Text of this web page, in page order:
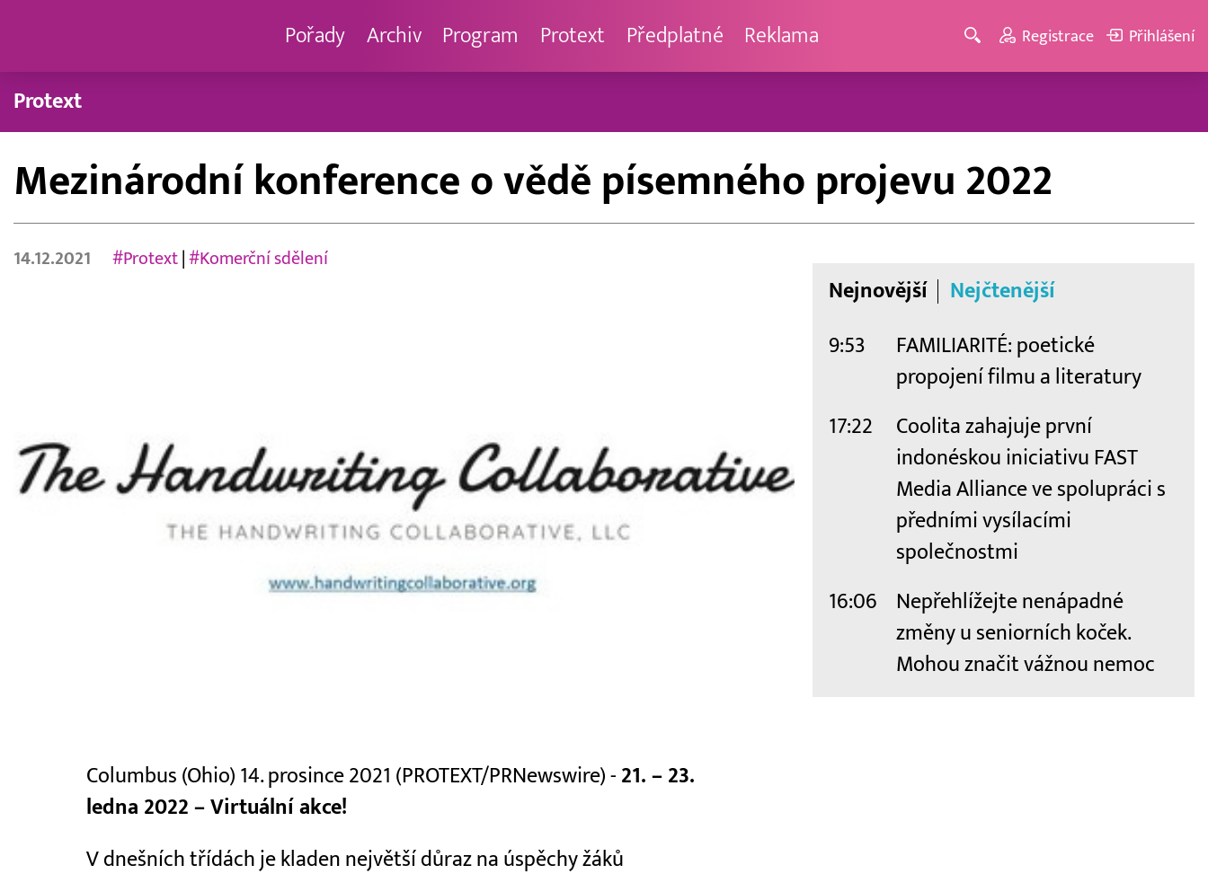
Pořady Archiv Program Protext Předplatné Reklama Registrace Přihlášení
Protext
Mezinárodní konference o vědě písemného projevu 2022
14.12.2021 #Protext| #Komerční sdělení
Columbus (Ohio) 14. prosince 2021 (PROTEXT/PRNewswire) - 21. – 23.
ledna 2022 – Virtuální akce!
V dnešních třídách je kladen největší důraz na úspěchy žáků
Nejnovější Nejčtenější
9:53
FAMILIARITÉ: poetické
propojení filmu a literatury
17:22
Coolita zahajuje první
indonéskou iniciativu FAST
Media Alliance ve spolupráci s
předními vysílacími
společnostmi
16:06
Nepřehlížejte nenápadné
změny u seniorních koček.
Mohou značit vážnou nemoc